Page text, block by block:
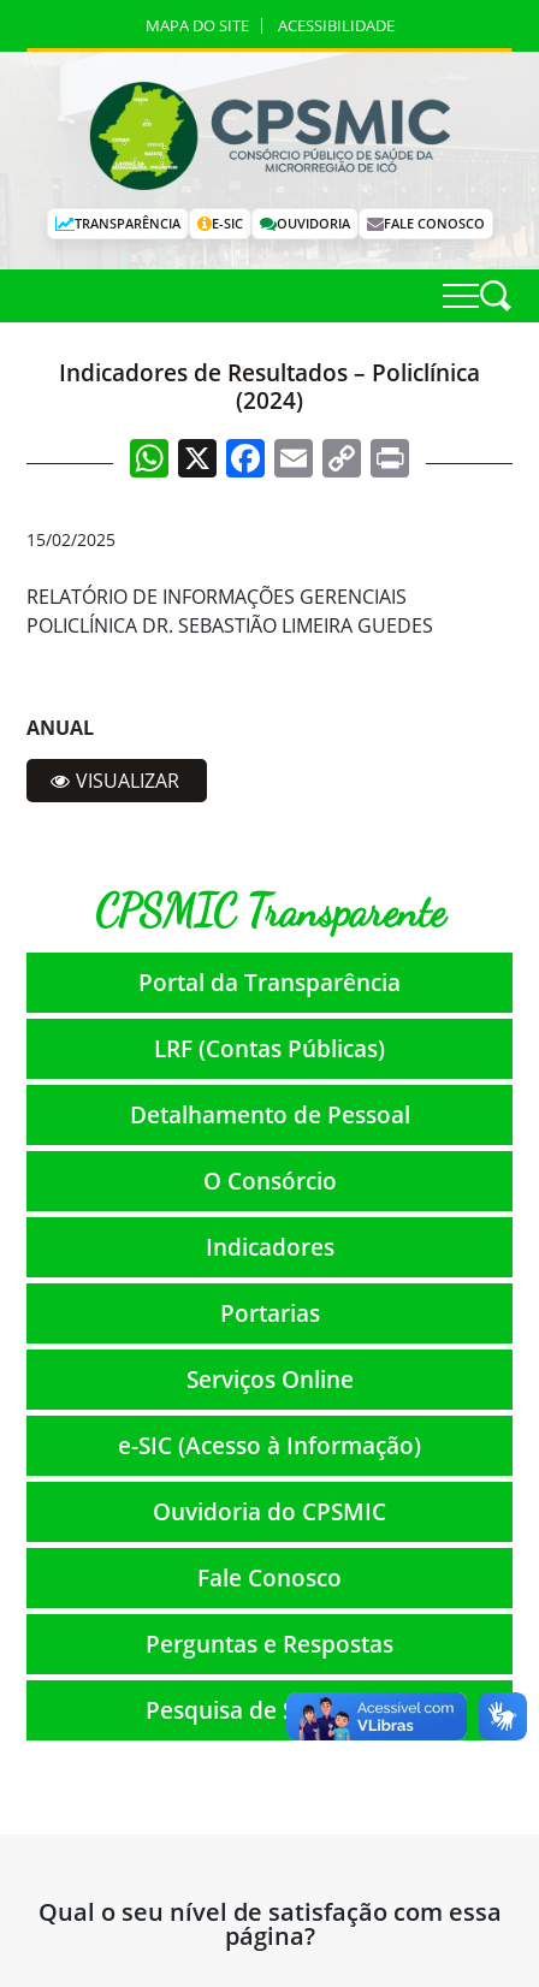
MAPA DO SITE ACESSIBILIDADE
TRANSPARÊNCIA E-SIC OUVIDORIA FALE CONOSCO
Indicadores de Resultados – Policlínica
(2024)
WhatsApp
X Facebook
EmailCopyPrint
15/02/2025
RELATÓRIO DE INFORMAÇÕES GERENCIAIS
POLICLÍNICA DR. SEBASTIÃO LIMEIRA GUEDES
ANUAL
VISUALIZAR
CPSMIC Transparente
Portal da Transparência
LRF (Contas Públicas)
Detalhamento de Pessoal
O Consórcio
Indicadores
Portarias
Serviços Online
e-SIC (Acesso à Informação)
Ouvidoria do CPSMIC
Fale Conosco
Perguntas e Respostas
Pesquisa de Satisfação
Qual o seu nível de satisfação com essa
página?